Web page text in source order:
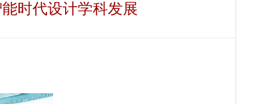
时代设计学科发展